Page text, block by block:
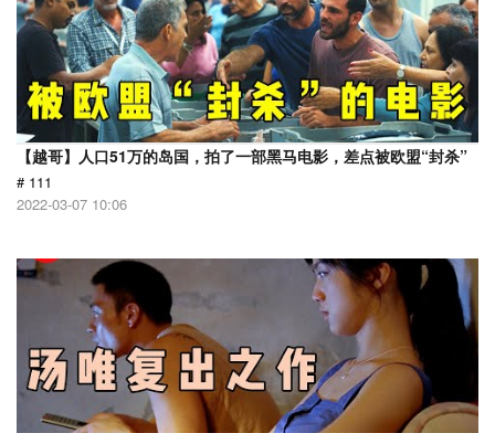
【越哥】人口51万的岛国，拍了一部黑马电影，差点被欧盟“封杀”
# 111
2022-03-07 10:06